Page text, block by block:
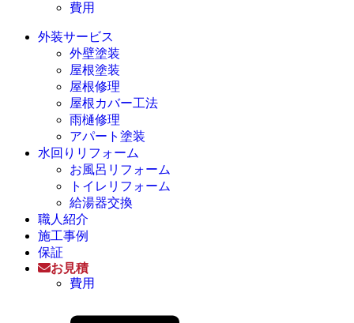
費用
外装サービス
外壁塗装
屋根塗装
屋根修理
屋根カバー工法
雨樋修理
アパート塗装
水回りリフォーム
お風呂リフォーム
トイレリフォーム
給湯器交換
職人紹介
施工事例
保証
お見積
費用